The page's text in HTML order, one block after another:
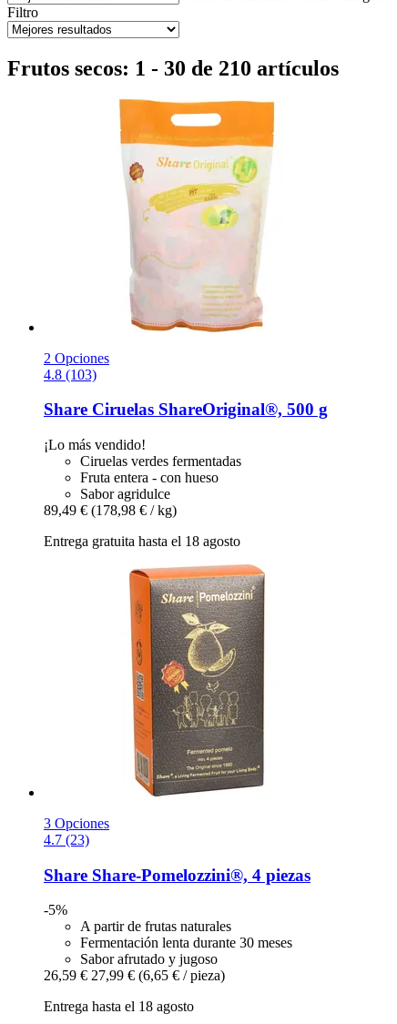
Filtro
Frutos secos: 1 - 30 de 210 artículos
2 Opciones
4.8 (103)
Share Ciruelas ShareOriginal®, 500 g
¡Lo más vendido!
Ciruelas verdes fermentadas
Fruta entera - con hueso
Sabor agridulce
89,49 € (178,98 € / kg)
Entrega gratuita hasta el 18 agosto
3 Opciones
4.7 (23)
Share Share-​Pomelozzini®, 4 piezas
-5%
A partir de frutas naturales
Fermentación lenta durante 30 meses
Sabor afrutado y jugoso
26,59 € 27,99 € (6,65 € / pieza)
Entrega hasta el 18 agosto